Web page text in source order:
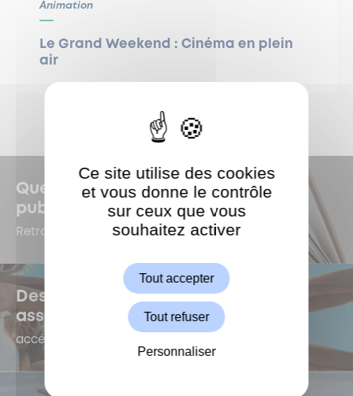
Animation
Le Grand Weekend : Cinéma en plein
air
Quelles sont les dernières
publications à Garches ?
Retrouvez-les dans le Kiosque !
Des questions sur la vie
associative ?
accédez au e-forum dédié !
ShareThis est désactivé.
Ce site utilise des cookies
et vous donne le contrôle
sur ceux que vous
souhaitez activer
Tout accepter
Tout refuser
Personnaliser